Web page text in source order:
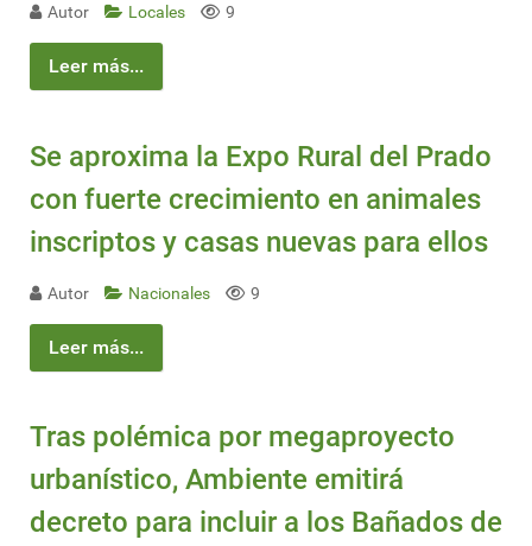
Autor Locales 9
Leer más...
Se aproxima la Expo Rural del Prado
con fuerte crecimiento en animales
inscriptos y casas nuevas para ellos
Autor Nacionales 9
Leer más...
Tras polémica por megaproyecto
urbanístico, Ambiente emitirá
decreto para incluir a los Bañados de